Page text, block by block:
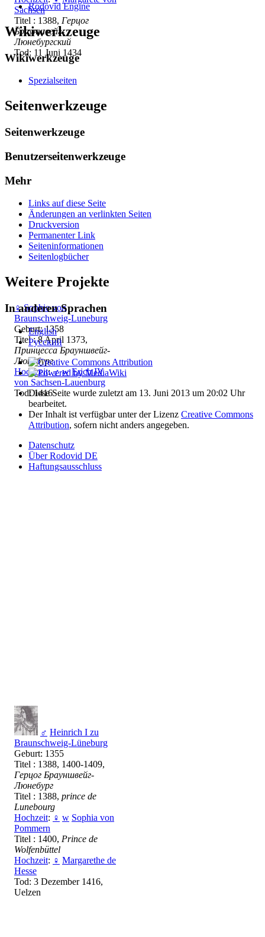
Sachsen
Titel : 1388, Герцог
Брауншвейг-
Люнебургский
Tod: 11 Juni 1434
♀ Sophie von
Braunschweig-Luneburg
Geburt: 1358
Titel : 8 April 1373,
Принцесса Брауншвейг-
Люнебург
Hochzeit:♂ w Erich IV
von Sachsen-Lauenburg
Tod: 1416
♂ Heinrich I zu
Braunschweig-Lüneburg
Geburt: 1355
Titel : 1388, 1400-1409,
Герцог Брауншвейг-
Люнебург
Titel : 1388, prince de
Lunebourg
Hochzeit: ♀ w Sophia von
Pommern
Titel : 1400, Prince de
Wolfenbüttel
Hochzeit: ♀ Margarethe de
Hesse
Tod: 3 Dezember 1416,
Uelzen
Rodovid Engine
Wikiwerkzeuge
Wikiwerkzeuge
Spezialseiten
Seitenwerkzeuge
Seitenwerkzeuge
Benutzerseitenwerkzeuge
Mehr
Links auf diese Seite
Änderungen an verlinkten Seiten
Druckversion
Permanenter Link
Seiten­­informationen
Seitenlogbücher
Weitere Projekte
In anderen Sprachen
English
Русский
Diese Seite wurde zuletzt am 13. Juni 2013 um 20:02 Uhr
bearbeitet.
Der Inhalt ist verfügbar unter der Lizenz Creative Commons
Attribution, sofern nicht anders angegeben.
Datenschutz
Über Rodovid DE
Haftungsausschluss